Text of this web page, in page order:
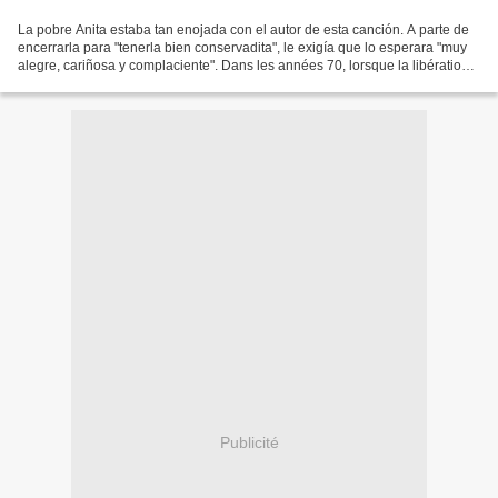
La pobre Anita estaba tan enojada con el autor de esta canción. A parte de
encerrarla para "tenerla bien conservadita", le exigía que lo esperara "muy
alegre, cariñosa y complaciente". Dans les années 70, lorsque la libération
Publicité